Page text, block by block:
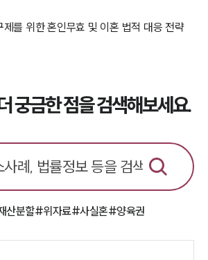
를 위한 혼인무효 및 이혼 법적 대응 전략
궁금한 점을 검색해보세요.
산분할#위자료#사실혼#양육권